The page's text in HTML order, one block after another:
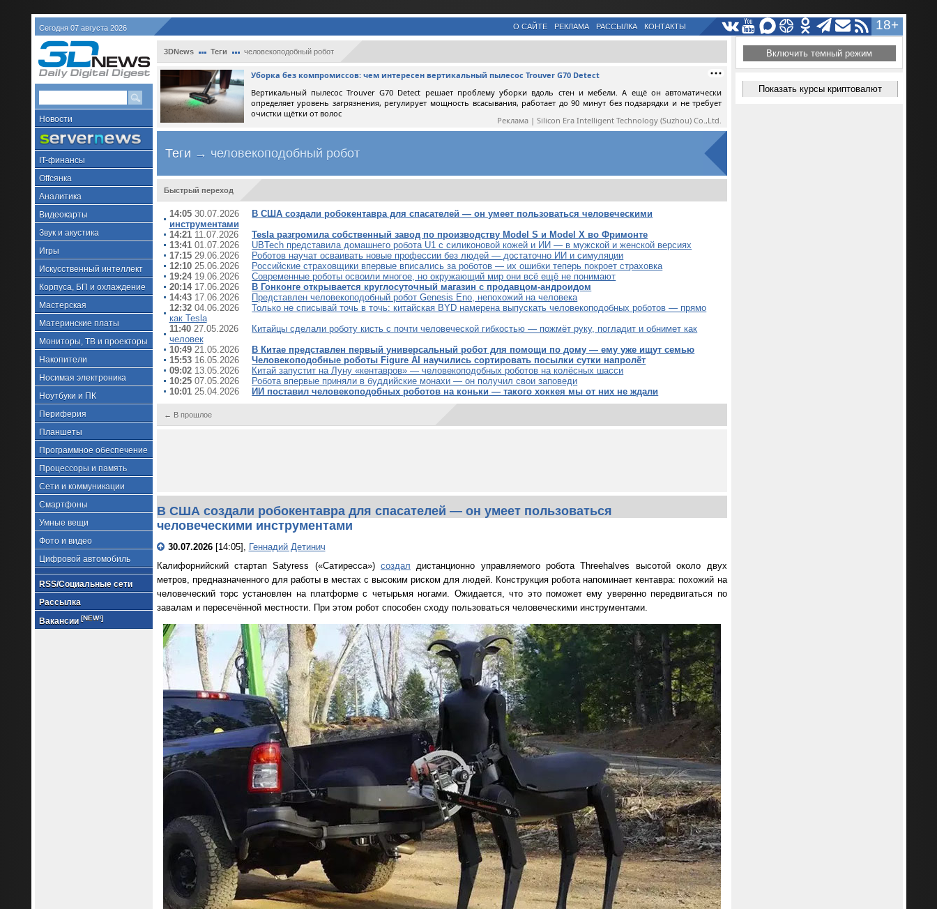
Сегодня 07 августа 2026 18+
О САЙТЕ РЕКЛАМА РАССЫЛКА КОНТАКТЫ
Новости
IT-финансы
Offсянка
Аналитика
Видеокарты
Звук и акустика
Игры
Искусственный интеллект
Корпуса, БП и охлаждение
Мастерская
Материнские платы
Мониторы, ТВ и проекторы
Накопители
Носимая электроника
Ноутбуки и ПК
Периферия
Планшеты
Программное обеспечение
Процессоры и память
Сети и коммуникации
Смартфоны
Умные вещи
Фото и видео
Цифровой автомобиль
RSS/Социальные сети
Рассылка
Вакансии [NEW!]
3DNews Теги человекоподобный робот
Уборка без компромиссов: чем интересен вертикальный пылесос Trouver G70 Detect
Вертикальный пылесос Trouver G70 Detect решает проблему уборки вдоль стен и мебели. А ещё он автоматически
определяет уровень загрязнения, регулирует мощность всасывания, работает до 90 минут без подзарядки и не требует
очистки щётки от волос
Реклама | Silicon Era Intelligent Technology (Suzhou) Co.,Ltd.
Теги → человекоподобный робот
Быстрый переход
14:0530.07.2026
В США создали робокентавра для спасателей — он умеет пользоваться человеческими
инструментами
14:2111.07.2026
Tesla разгромила собственный завод по производству Model S и Model X во Фримонте
13:4101.07.2026
UBTech представила домашнего робота U1 с силиконовой кожей и ИИ — в мужской и женской версиях
17:1529.06.2026
Роботов научат осваивать новые профессии без людей — достаточно ИИ и симуляции
12:1025.06.2026
Российские страховщики впервые вписались за роботов — их ошибки теперь покроет страховка
19:2419.06.2026
Современные роботы освоили многое, но окружающий мир они всё ещё не понимают
20:1417.06.2026
В Гонконге открывается круглосуточный магазин с продавцом-андроидом
14:4317.06.2026
Представлен человекоподобный робот Genesis Eno, непохожий на человека
12:3204.06.2026
Только не списывай точь в точь: китайская BYD намерена выпускать человекоподобных роботов — прямо
как Tesla
11:4027.05.2026
Китайцы сделали роботу кисть с почти человеческой гибкостью — пожмёт руку, погладит и обнимет как
человек
10:4921.05.2026
В Китае представлен первый универсальный робот для помощи по дому — ему уже ищут семью
15:5316.05.2026
Человекоподобные роботы Figure AI научились сортировать посылки сутки напролёт
09:0213.05.2026
Китай запустит на Луну «кентавров» — человекоподобных роботов на колёсных шасси
10:2507.05.2026
Робота впервые приняли в буддийские монахи — он получил свои заповеди
10:0125.04.2026 ИИ поставил человекоподобных роботов на коньки — такого хоккея мы от них не ждали
← В прошлое
В США создали робокентавра для спасателей — он умеет пользоваться
человеческими инструментами
30.07.2026[14:05], Геннадий Детинич
Калифорнийский стартап Satyress («Сатиресса») создал дистанционно управляемого робота Threehalves высотой около двух
метров, предназначенного для работы в местах с высоким риском для людей. Конструкция робота напоминает кентавра: похожий на
человеческий торс установлен на платформе с четырьмя ногами. Ожидается, что это поможет ему уверенно передвигаться по
завалам и пересечённой местности. При этом робот способен сходу пользоваться человеческими инструментами.
Включить темный режим
Показать курсы криптовалют